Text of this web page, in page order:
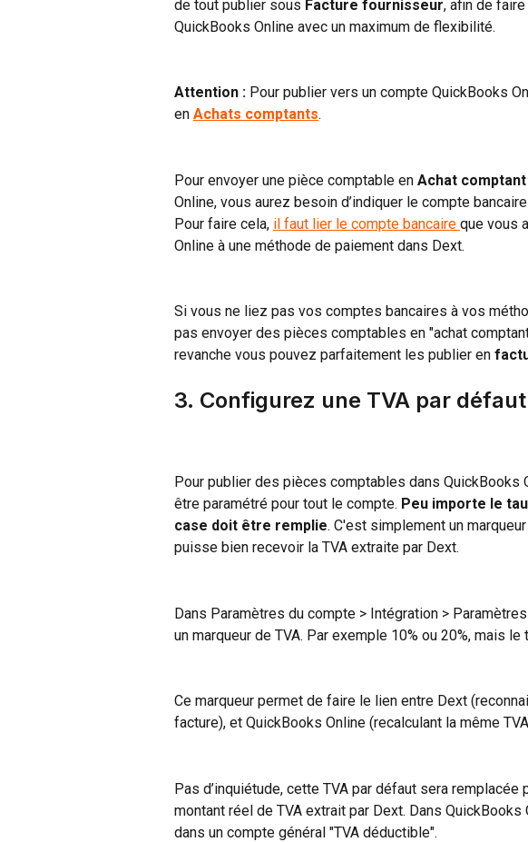
de tout publier sous Facture fournisseur, afin de
QuickBooks Online avec un maximum de flexibilité.
Attention : Pour publier vers un compte QuickBooks
en Achats comptants.
Pour envoyer une pièce comptable en Achat comptant
Online, vous aurez besoin d’indiquer le compte
Pour faire cela, il faut lier le compte bancaire que vous
Online à une méthode de paiement dans Dext.
Si vous ne liez pas vos comptes bancaires à vos
pas envoyer des pièces comptables en "achat
revanche vous pouvez parfaitement les publier en
3. Configurez une TVA par défaut
Pour publier des pièces comptables dans QuickBooks
être paramétré pour tout le compte. Peu importe le
case doit être remplie. C'est simplement un
puisse bien recevoir la TVA extraite par Dext.
Dans Paramètres du compte > Intégration >
un marqueur de TVA. Par exemple 10% ou 20%, mais
Ce marqueur permet de faire le lien entre Dext
facture), et QuickBooks Online (recalculant la même
Pas d’inquiétude, cette TVA par défaut sera
montant réel de TVA extrait par Dext. Dans
dans un compte général "TVA déductible".